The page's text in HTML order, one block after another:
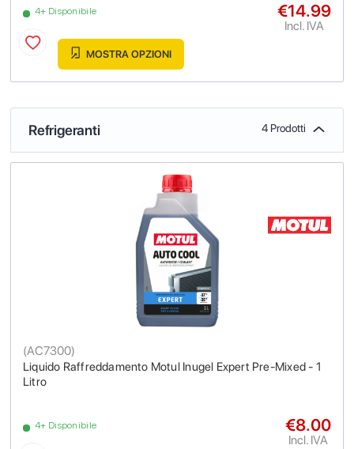
4+ Disponibile €14.99
Incl. IVA
MOSTRA OPZIONI
Refrigeranti 4 Prodotti
Liquido Raffreddamento Motul Inugel Expert Pre-Mixed - 1
Litro
(AC7300)
4+ Disponibile €8.00
Incl. IVA